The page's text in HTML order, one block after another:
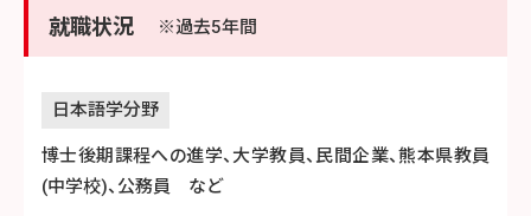
就職状況 ※過去5年間
日本語学分野
博士後期課程への進学、大学教員、民間企業、熊本県教員
(中学校)、公務員 など